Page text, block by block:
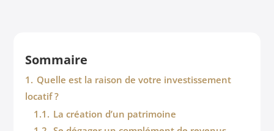
Sommaire
1. Quelle est la raison de votre investissement
locatif ?
1.1. La création d’un patrimoine